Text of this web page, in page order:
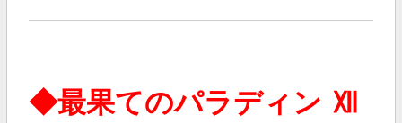
◆最果てのパラディン Ⅻ